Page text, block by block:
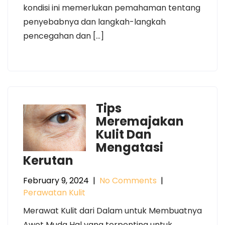
kondisi ini memerlukan pemahaman tentang
penyebabnya dan langkah-langkah
pencegahan dan […]
Tips
Meremajakan
Kulit Dan
Mengatasi
Kerutan
February 9, 2024 | No Comments |
Perawatan Kulit
Merawat Kulit dari Dalam untuk Membuatnya